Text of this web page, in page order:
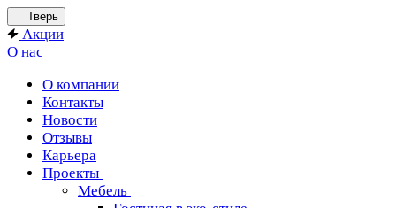
Тверь
Акции
О нас
О компании
Контакты
Новости
Отзывы
Карьера
Проекты
Мебель